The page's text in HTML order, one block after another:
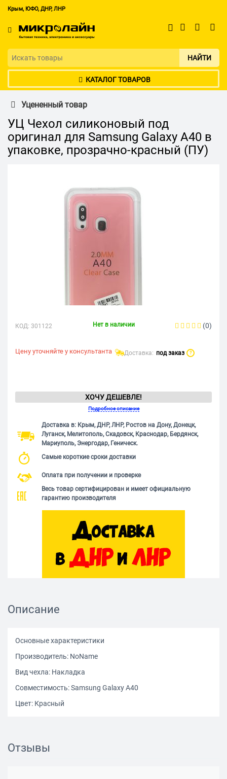
Крым, ЮФО, ДНР, ЛНР
НАЙТИ
КАТАЛОГ ТОВАРОВ
Уцененный товар
УЦ Чехол силиконовый под
оригинал для Samsung Galaxy A40 в
упаковке, прозрачно-красный (ПУ)
КОД: 301122 Нет в наличии (0)
Цену уточняйте у консультанта Доставка: под заказ ?
ХОЧУ ДЕШЕВЛЕ!
Подробное описание
Доставка в: Крым, ДНР, ЛНР, Ростов на Дону, Донецк,
Луганск, Мелитополь, Скадовск, Краснодар, Бердянск,
Мариуполь, Энергодар, Геническ.
Самые короткие сроки доставки
Оплата при получении и проверке
Весь товар сертифицирован и имеет официальную
гарантию производителя
Описание
Основные характеристики
Производитель: NoName
Вид чехла: Накладка
Совместимость: Samsung Galaxy A40
Цвет: Красный
Отзывы